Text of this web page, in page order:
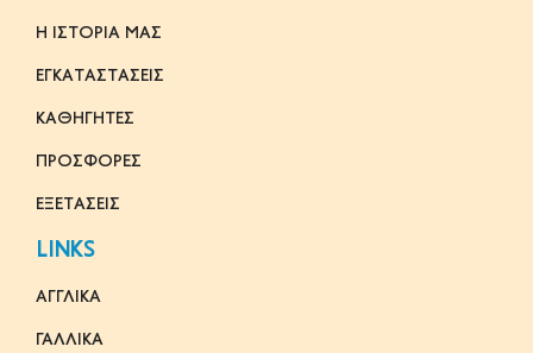
Η ΙΣΤΟΡΙΑ ΜΑΣ
ΕΓΚΑΤΑΣΤΑΣΕΙΣ
ΚΑΘΗΓΗΤΕΣ
ΠΡΟΣΦΟΡΕΣ
ΕΞΕΤΑΣΕΙΣ
LINKS
ΑΓΓΛΙΚΑ
ΓΑΛΛΙΚΑ